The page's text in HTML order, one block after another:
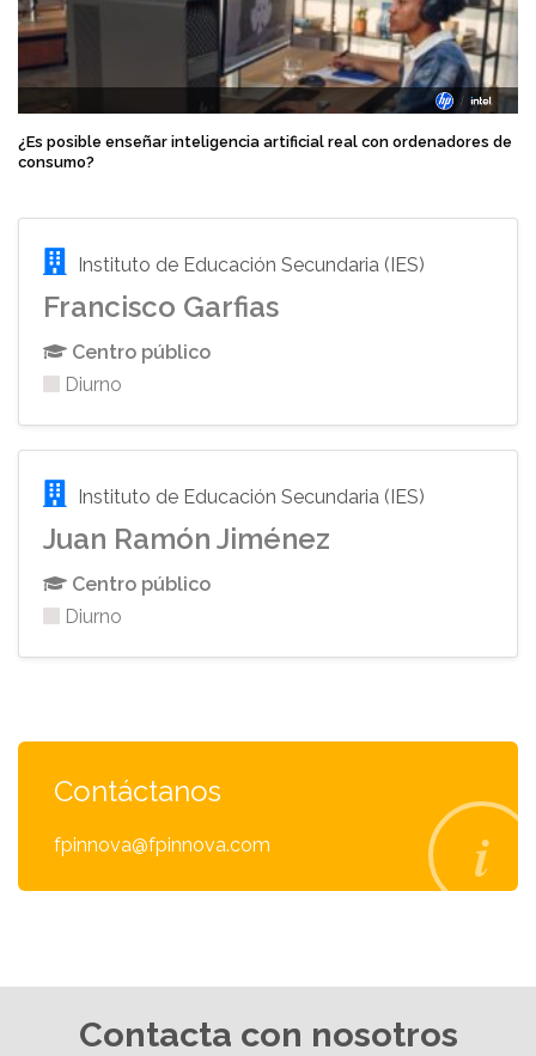
¿Es posible enseñar inteligencia artificial real con ordenadores de
consumo?
Instituto de Educación Secundaria (IES)
Francisco Garfias
Centro público
Diurno
Instituto de Educación Secundaria (IES)
Juan Ramón Jiménez
Centro público
Diurno
Contáctanos
fpinnova@fpinnova.com
Contacta con nosotros